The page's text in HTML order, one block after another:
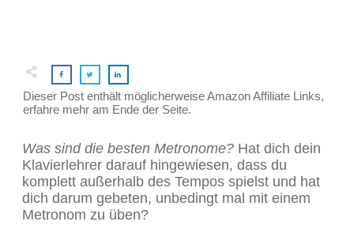
Dieser Post enthält möglicherweise Amazon Affiliate Links,
erfahre mehr am Ende der Seite.
Was sind die besten Metronome? Hat dich dein
Klavierlehrer darauf hingewiesen, dass du
komplett außerhalb des Tempos spielst und hat
dich darum gebeten, unbedingt mal mit einem
Metronom zu üben?